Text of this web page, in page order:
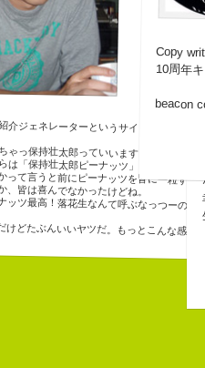
チー
介ジェネレーターというサイトがある。試
ゃっ保持壮太郎っていいます。
は「保持壮太郎ピーナッツ」って呼ばれて
って言うと前にピーナッツを皆に一粒ずつ
、皆は喜んでなかったけどね。
ッツ最高！落花生なんて呼ぶなっつーの
けどたぶんいいヤツだ。もっとこんな感じ
Copy
10周年
beacon